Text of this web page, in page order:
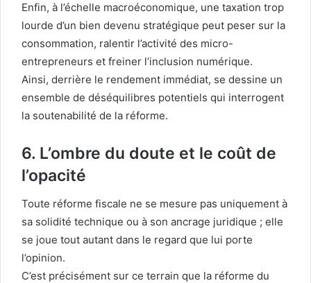
Enfin, à l’échelle macroéconomique, une taxation trop
lourde d’un bien devenu stratégique peut peser sur la
consommation, ralentir l’activité des micro-
entrepreneurs et freiner l’inclusion numérique.
Ainsi, derrière le rendement immédiat, se dessine un
ensemble de déséquilibres potentiels qui interrogent
la soutenabilité de la réforme.
6. L’ombre du doute et le coût de
l’opacité
Toute réforme fiscale ne se mesure pas uniquement à
sa solidité technique ou à son ancrage juridique ; elle
se joue tout autant dans le regard que lui porte
l’opinion.
C’est précisément sur ce terrain que la réforme du